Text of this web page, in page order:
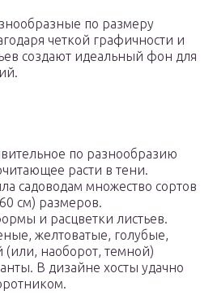
по размеру
четкой графичности и
создают идеальный фон для
по разнообразию
расти в тени.
садоводам множество сортов
см) размеров.
и расцветки листьев.
желтоватые, голубые,
(или, наоборот, темной)
В дизайне хосты удачно